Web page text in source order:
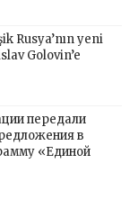
Rusya’nın yeni
Golovin’e
передали
в
«Единой